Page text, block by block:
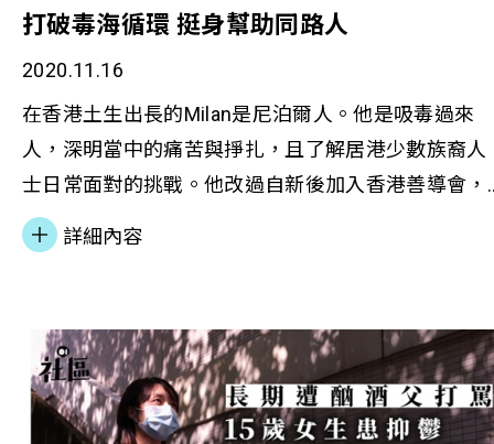
打破毒海循環 挺身幫助同路人
2020.11.16
在香港土生出長的Milan是尼泊爾人。他是吸毒過來
人，深明當中的痛苦與掙扎，且了解居港少數族裔人
士日常面對的挑戰。他改過自新後加入香港善導會，
幫助少數族裔吸毒者已超過10年，希望協助他們打破
循環，重拾健康人生。
詳細內容